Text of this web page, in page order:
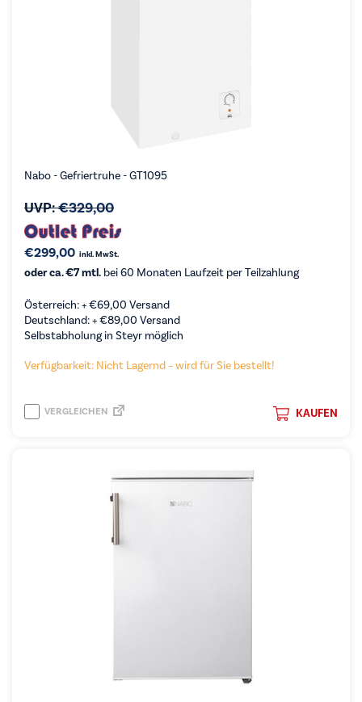
Nabo - Gefriertruhe - GT1095
UVP:€329,00
€299,00 inkl. MwSt.
oder ca. €7 mtl. bei 60 Monaten Laufzeit per Teilzahlung
Österreich: +€69,00 Versand
Deutschland: +€89,00 Versand
Selbstabholung in Steyr möglich
Verfügbarkeit: Nicht Lagernd – wird für Sie bestellt!
KAUFEN
VERGLEICHEN